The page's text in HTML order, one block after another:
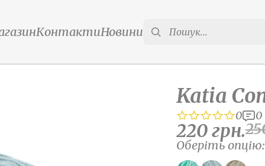
КонтактиНовини
Katia
0 0
220грн.
Оберіть опцію: